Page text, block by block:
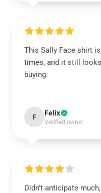
This Sally Face shirt
times, and it still
buying.
F Felix
Verified owner
Didn’t anticipate